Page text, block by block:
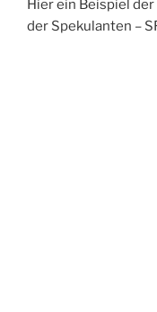
Hier ein Beispiel
der Spekulanten –